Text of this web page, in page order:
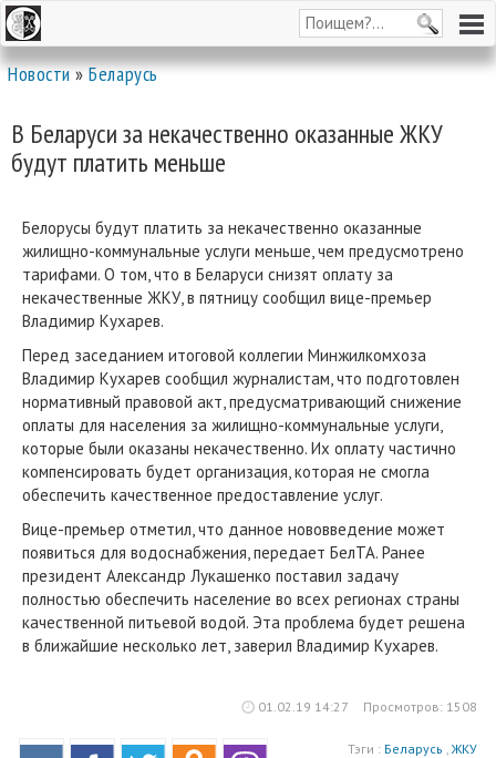
Новости»Беларусь
В Беларуси за некачественно оказанные ЖКУ
будут платить меньше
Белорусы будут платить за некачественно оказанные
жилищно-коммунальные услуги меньше, чем предусмотрено
тарифами. О том, что в Беларуси снизят оплату за
некачественные ЖКУ, в пятницу сообщил вице-премьер
Владимир Кухарев.
Перед заседанием итоговой коллегии Минжилкомхоза
Владимир Кухарев сообщил журналистам, что подготовлен
нормативный правовой акт, предусматривающий снижение
оплаты для населения за жилищно-коммунальные услуги,
которые были оказаны некачественно. Их оплату частично
компенсировать будет организация, которая не смогла
обеспечить качественное предоставление услуг.
Вице-премьер отметил, что данное нововведение может
появиться для водоснабжения, передает БелТА. Ранее
президент Александр Лукашенко поставил задачу
полностью обеспечить население во всех регионах страны
качественной питьевой водой. Эта проблема будет решена
в ближайшие несколько лет, заверил Владимир Кухарев.
01.02.19 14:27 Просмотров: 1508
Тэги : Беларусь , ЖКУ